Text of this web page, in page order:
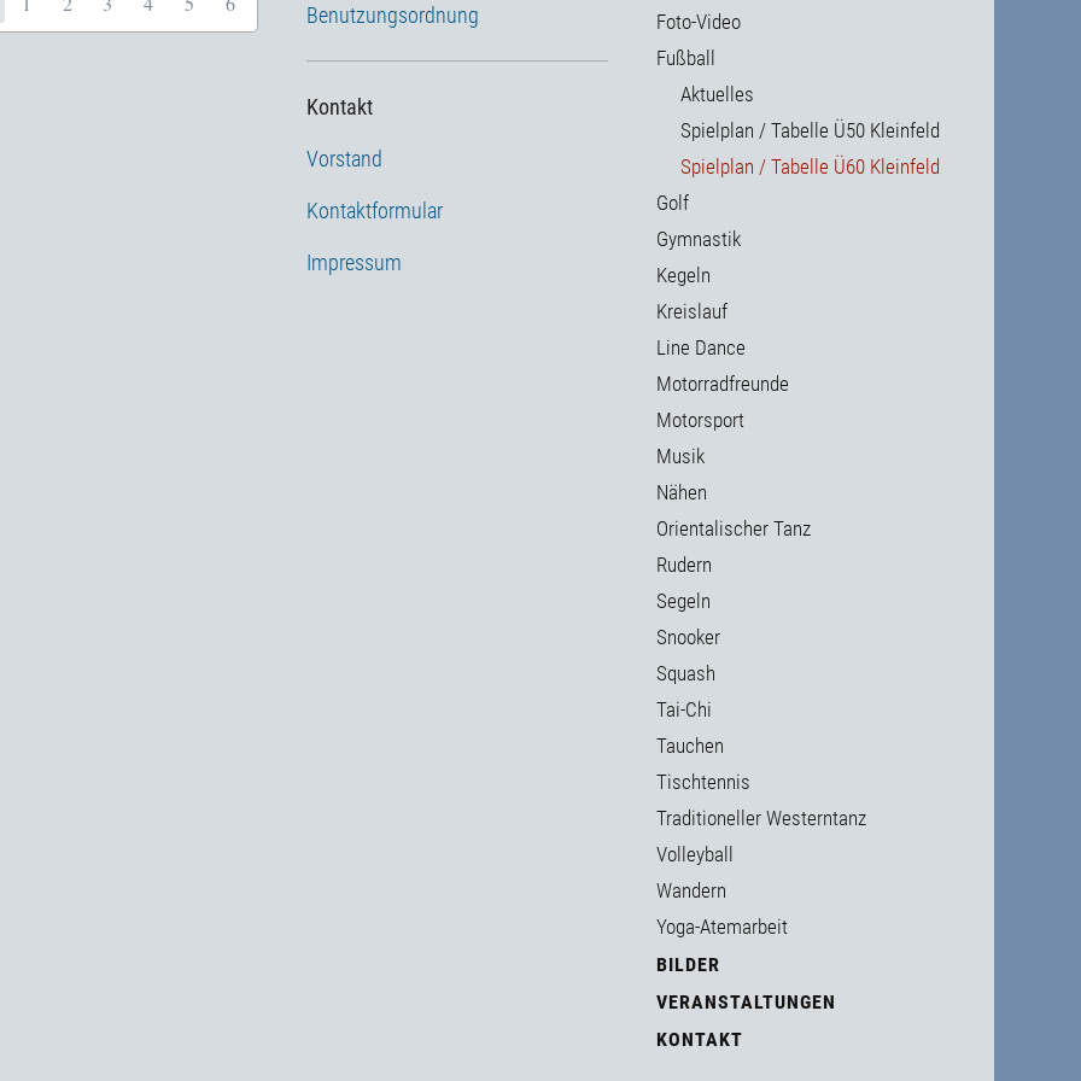
Benutzungsordnung
Kontakt
Vorstand
Kontaktformular
Impressum
Foto-Video
Fußball
Aktuelles
Spielplan / Tabelle Ü50 Kleinfeld
Spielplan / Tabelle Ü60 Kleinfeld
Golf
Gymnastik
Kegeln
Kreislauf
Line Dance
Motorradfreunde
Motorsport
Musik
Nähen
Orientalischer Tanz
Rudern
Segeln
Snooker
Squash
Tai-Chi
Tauchen
Tischtennis
Traditioneller Westerntanz
Volleyball
Wandern
Yoga-Atemarbeit
BILDER
VERANSTALTUNGEN
KONTAKT